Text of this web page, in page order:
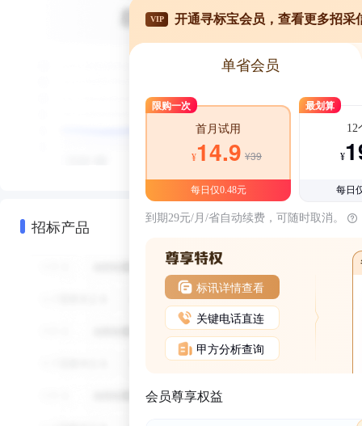
招标产品
VIP 开通寻标宝会员，查看更多招采
单省会员
限购一次
首月试用
¥14.9 ¥39
每日仅0.48元
最划算
12
¥
每日
到期29元/月/省自动续费，可随时取消。
标讯详情查看
关键电话直连
甲方分析查询
会员尊享权益